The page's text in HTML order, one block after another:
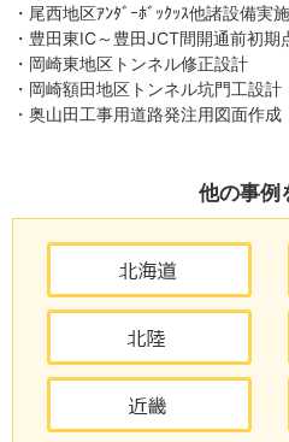
・尾西地区ｱﾝﾀﾞｰﾎﾞｯｸｯｽ他諸設備実
・豊田東IC～豊田JCT間開通前初期
・岡崎東地区トンネル修正設計
・岡崎額田地区トンネル坑門工設計
・奥山田工事用道路発注用図面作成
他の事例